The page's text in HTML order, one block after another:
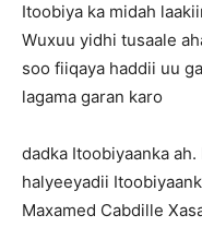
Itoobiya ka midah
Wuxuu yidhi tusaale
soo fiiqaya haddii uu
lagama garan karo
dadka Itoobiyaanka
halyeeyadii
Maxamed Cabdille